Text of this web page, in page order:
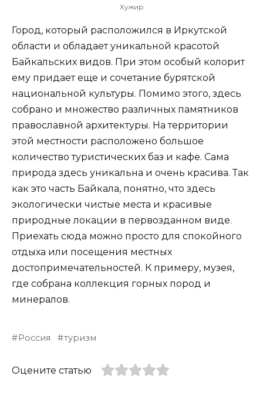
Хужир
Город, который расположился в Иркутской
области и обладает уникальной красотой
Байкальских видов. При этом особый колорит
ему придает еще и сочетание бурятской
национальной культуры. Помимо этого, здесь
собрано и множество различных памятников
православной архитектуры. На территории
этой местности расположено большое
количество туристических баз и кафе. Сама
природа здесь уникальна и очень красива. Так
как это часть Байкала, понятно, что здесь
экологически чистые места и красивые
природные локации в первозданном виде.
Приехать сюда можно просто для спокойного
отдыха или посещения местных
достопримечательностей. К примеру, музея,
где собрана коллекция горных пород и
минералов.
Россия туризм
Оцените статью